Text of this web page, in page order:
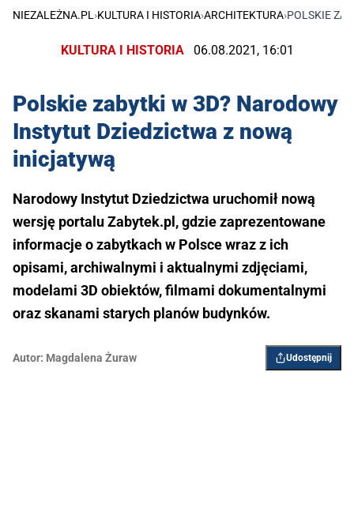
NIEZALEŻNA.PL›KULTURA I HISTORIA›ARCHITEKTURA›POLSKIE
KULTURA I HISTORIA 06.08.2021, 16:01
Polskie zabytki w 3D? Narodowy
Instytut Dziedzictwa z nową
inicjatywą
Narodowy Instytut Dziedzictwa uruchomił nową
wersję portalu Zabytek.pl, gdzie zaprezentowane
informacje o zabytkach w Polsce wraz z ich
opisami, archiwalnymi i aktualnymi zdjęciami,
modelami 3D obiektów, filmami dokumentalnymi
oraz skanami starych planów budynków.
Autor: Magdalena Żuraw Udostępnij